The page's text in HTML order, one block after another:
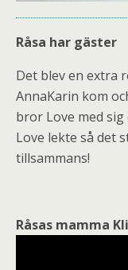
Råsa har gäster
Det blev en extra
AnnaKarin kom
bror Love med sig
Love lekte så det
tillsammans!
Råsas mamma